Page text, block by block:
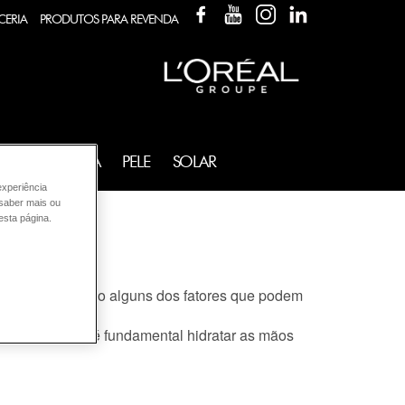
PRODUTOS PARA REVENDA
FACEBOOKYOUTUBEINSTAGRAM
FRAGRÂNCIA PELE SOLAR
quente são alguns dos fatores que podem
Por isso é fundamental hidratar as mãos
mais ou
página.